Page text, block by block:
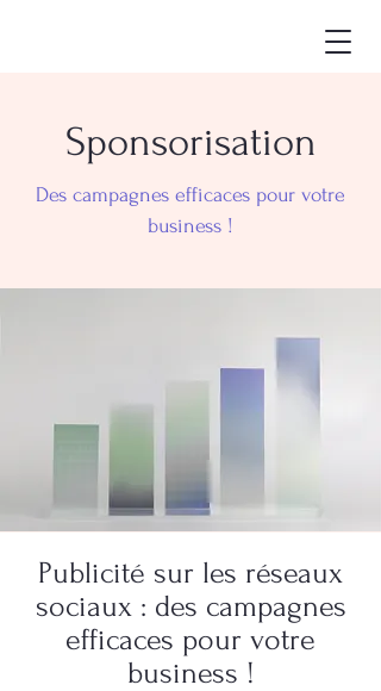
Sponsorisation
Des campagnes efficaces pour votre
business !
Publicité sur les réseaux
sociaux : des campagnes
efficaces pour votre
business !